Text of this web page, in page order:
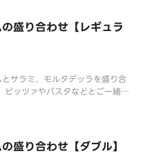
ェリートマト・ルーコラ・オリ
・プロシュート・モルタデ
盛り合わせ【レギュラ
サラミ、モルタデッラを盛り合
ピッツァやパスタなどとご一緒
モルタデッラ・ルーコラ】
盛り合わせ【ダブル】